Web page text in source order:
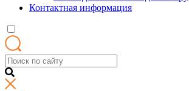
Контактная информация